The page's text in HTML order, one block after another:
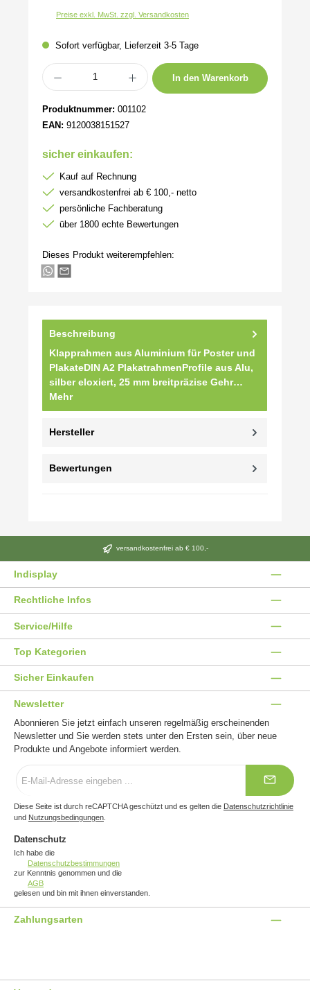
Preise exkl. MwSt. zzgl. Versandkosten
Sofort verfügbar, Lieferzeit 3-5 Tage
Produkt Anzahl: Gib den gewünschten Wert ein oder benutze die Schaltflächen
In den Warenkorb
Produktnummer: 001102
EAN: 9120038151527
sicher einkaufen:
Kauf auf Rechnung
versandkostenfrei ab € 100,- netto
persönliche Fachberatung
über 1800 echte Bewertungen
Dieses Produkt weiterempfehlen:
Beschreibung
Klapprahmen aus Aluminium für Poster und
PlakateDIN A2 PlakatrahmenProfile aus Alu,
silber eloxiert, 25 mm breitpräzise Gehr…
Mehr
Hersteller
Bewertungen
versandkostenfrei ab € 100,-
Indisplay
Rechtliche Infos
Service/Hilfe
Top Kategorien
Sicher Einkaufen
Newsletter
Abonnieren Sie jetzt einfach unseren regelmäßig erscheinenden
Newsletter und Sie werden stets unter den Ersten sein, über neue
Produkte und Angebote informiert werden.
Mail-
Diese Seite ist durch reCAPTCHA geschützt und es gelten die Datenschutzrichtlinie
und Nutzungsbedingungen
Datenschutz
Ich habe die
Datenschutzbestimmungen
zur Kenntnis genommen und die
AGB
gelesen und bin mit ihnen einverstanden.
Zahlungsarten